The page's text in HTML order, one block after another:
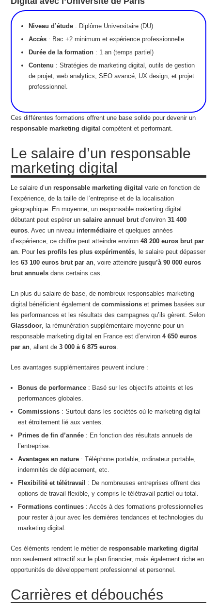
Niveau d’étude : Diplôme Universitaire (DU)
Accès : Bac +2 minimum et expérience professionnelle
Durée de la formation : 1 an (temps partiel)
Contenu : Stratégies de marketing digital, outils de gestion
de projet, web analytics, SEO avancé, UX design, et projet
professionnel.
Ces différentes formations offrent une base solide pour devenir un
responsable marketing digital compétent et performant.
Le salaire d’un responsable
marketing digital
Le salaire d’unresponsable marketing digital varie en fonction de
l’expérience, de la taille de l’entreprise et de la localisation
géographique. En moyenne, un responsable makerting digital
débutant peut espérer unsalaire annuel brut d’environ31 400
euros . Avec un niveau intermédiaire et quelques années
d’expérience, ce chiffre peut atteindre environ48 200 euros brut par
an . Pour les profils les plus expérimentés , le salaire peut dépasser
les63 100 euros brut par an , voire atteindre jusqu’à 90 000 euros
brut annuels dans certains cas.
En plus du salaire de base, de nombreux responsables marketing
digital bénéficient également decommissions etprimes basées sur
les performances et les résultats des campagnes qu’ils gèrent. Selon
Glassdoor , la rémunération supplémentaire moyenne pour un
responsable marketing digital en France est d’environ4 650 euros
par an , allant de3 000 à 6 875 euros
Les avantages supplémentaires peuvent inclure :
Bonus de performance : Basé sur les objectifs atteints et les
performances globales.
Commissions : Surtout dans les sociétés où le marketing digital
est étroitement lié aux ventes.
Primes de fin d’année : En fonction des résultats annuels de
l’entreprise.
Avantages en nature : Téléphone portable, ordinateur portable,
indemnités de déplacement, etc.
Flexibilité et télétravail
: De nombreuses entreprises offrent des
options de travail flexible, y compris le télétravail partiel ou total.
Formations continues : Accès à des formations professionnelles
pour rester à jour avec les dernières tendances et technologies du
marketing digital.
Ces éléments rendent le métier deresponsable marketing digital
non seulement attractif sur le plan financier, mais également riche en
opportunités de développement professionnel et personnel.
Carrières et débouchés